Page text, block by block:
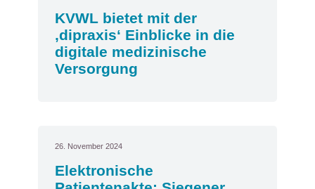
KVWL bietet mit der
‚dipraxis‘ Einblicke in die
digitale medizinische
Versorgung
26. November 2024
Elektronische